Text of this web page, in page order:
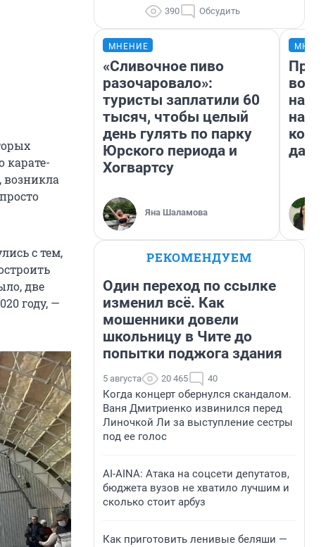
карате-
возникла
с тем,
две
году, —
390 Обсудить
МНЕНИЕ
«Сливочное пиво
разочаровало»:
туристы заплатили 60
тысяч, чтобы целый
день гулять по парку
Юрского периода и
Хогвартсу
Яна Шаламова
нам
даже
РЕКОМЕНДУЕМ
Один переход по ссылке
изменил всё. Как
мошенники довели
школьницу в Чите до
попытки поджога здания
5 августа 20 465 40
Когда концерт обернулся скандалом.
Ваня Дмитриенко извинился перед
Линочкой Ли за выступление сестры
под ее голос
AI-AINA: Атака на соцсети депутатов,
бюджета вузов не хватило лучшим и
сколько стоит арбуз
Как приготовить ленивые беляши —